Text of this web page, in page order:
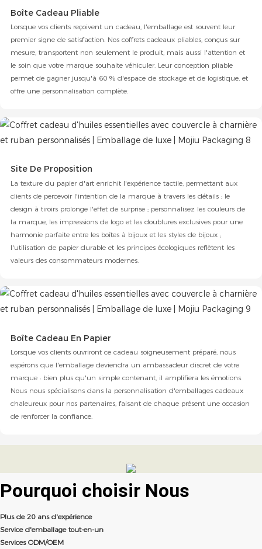
Boîte Cadeau Pliable
Lorsque vos clients reçoivent un cadeau, l'emballage est souvent leur
premier signe de satisfaction. Nos coffrets cadeaux pliables, conçus sur
mesure, transportent non seulement le produit, mais aussi l'attention et
le soin que votre marque souhaite véhiculer. Leur conception pliable
permet de gagner jusqu'à 60 % d'espace de stockage et de logistique, et
offre une personnalisation complète.
Site De Proposition
La texture du papier d'art enrichit l'expérience tactile, permettant aux
clients de percevoir l'intention de la marque à travers les détails ; le
design à tiroirs prolonge l'effet de surprise ; personnalisez les couleurs de
la marque, les impressions de logo et les doublures exclusives pour une
harmonie parfaite entre les boîtes à bijoux et les styles de bijoux ;
l'utilisation de papier durable et les principes écologiques reflètent les
valeurs des consommateurs modernes.
Boîte Cadeau En Papier
Lorsque vos clients ouvriront ce cadeau soigneusement préparé, nous
espérons que l'emballage deviendra un ambassadeur discret de votre
marque : bien plus qu'un simple contenant, il amplifiera les émotions.
Nous nous spécialisons dans la personnalisation d'emballages cadeaux
chaleureux pour nos partenaires, faisant de chaque présent une occasion
de renforcer la confiance.
Pourquoi choisir Nous
Plus de 20 ans d'expérience
Service d'emballage tout-en-un
Services ODM/OEM